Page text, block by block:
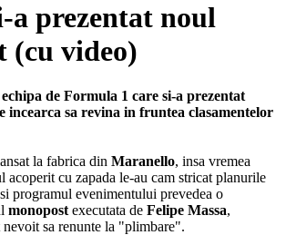
a prezentat noul
(cu video)
de Formula 1 care si-a prezentat
incearca sa revina in fruntea clasamentelor
la fabrica din Maranello, insa vremea
cu zapada le-au cam stricat planurile
programul evenimentului prevedea o
monopost executata de Felipe Massa,
sa renunte la "plimbare".